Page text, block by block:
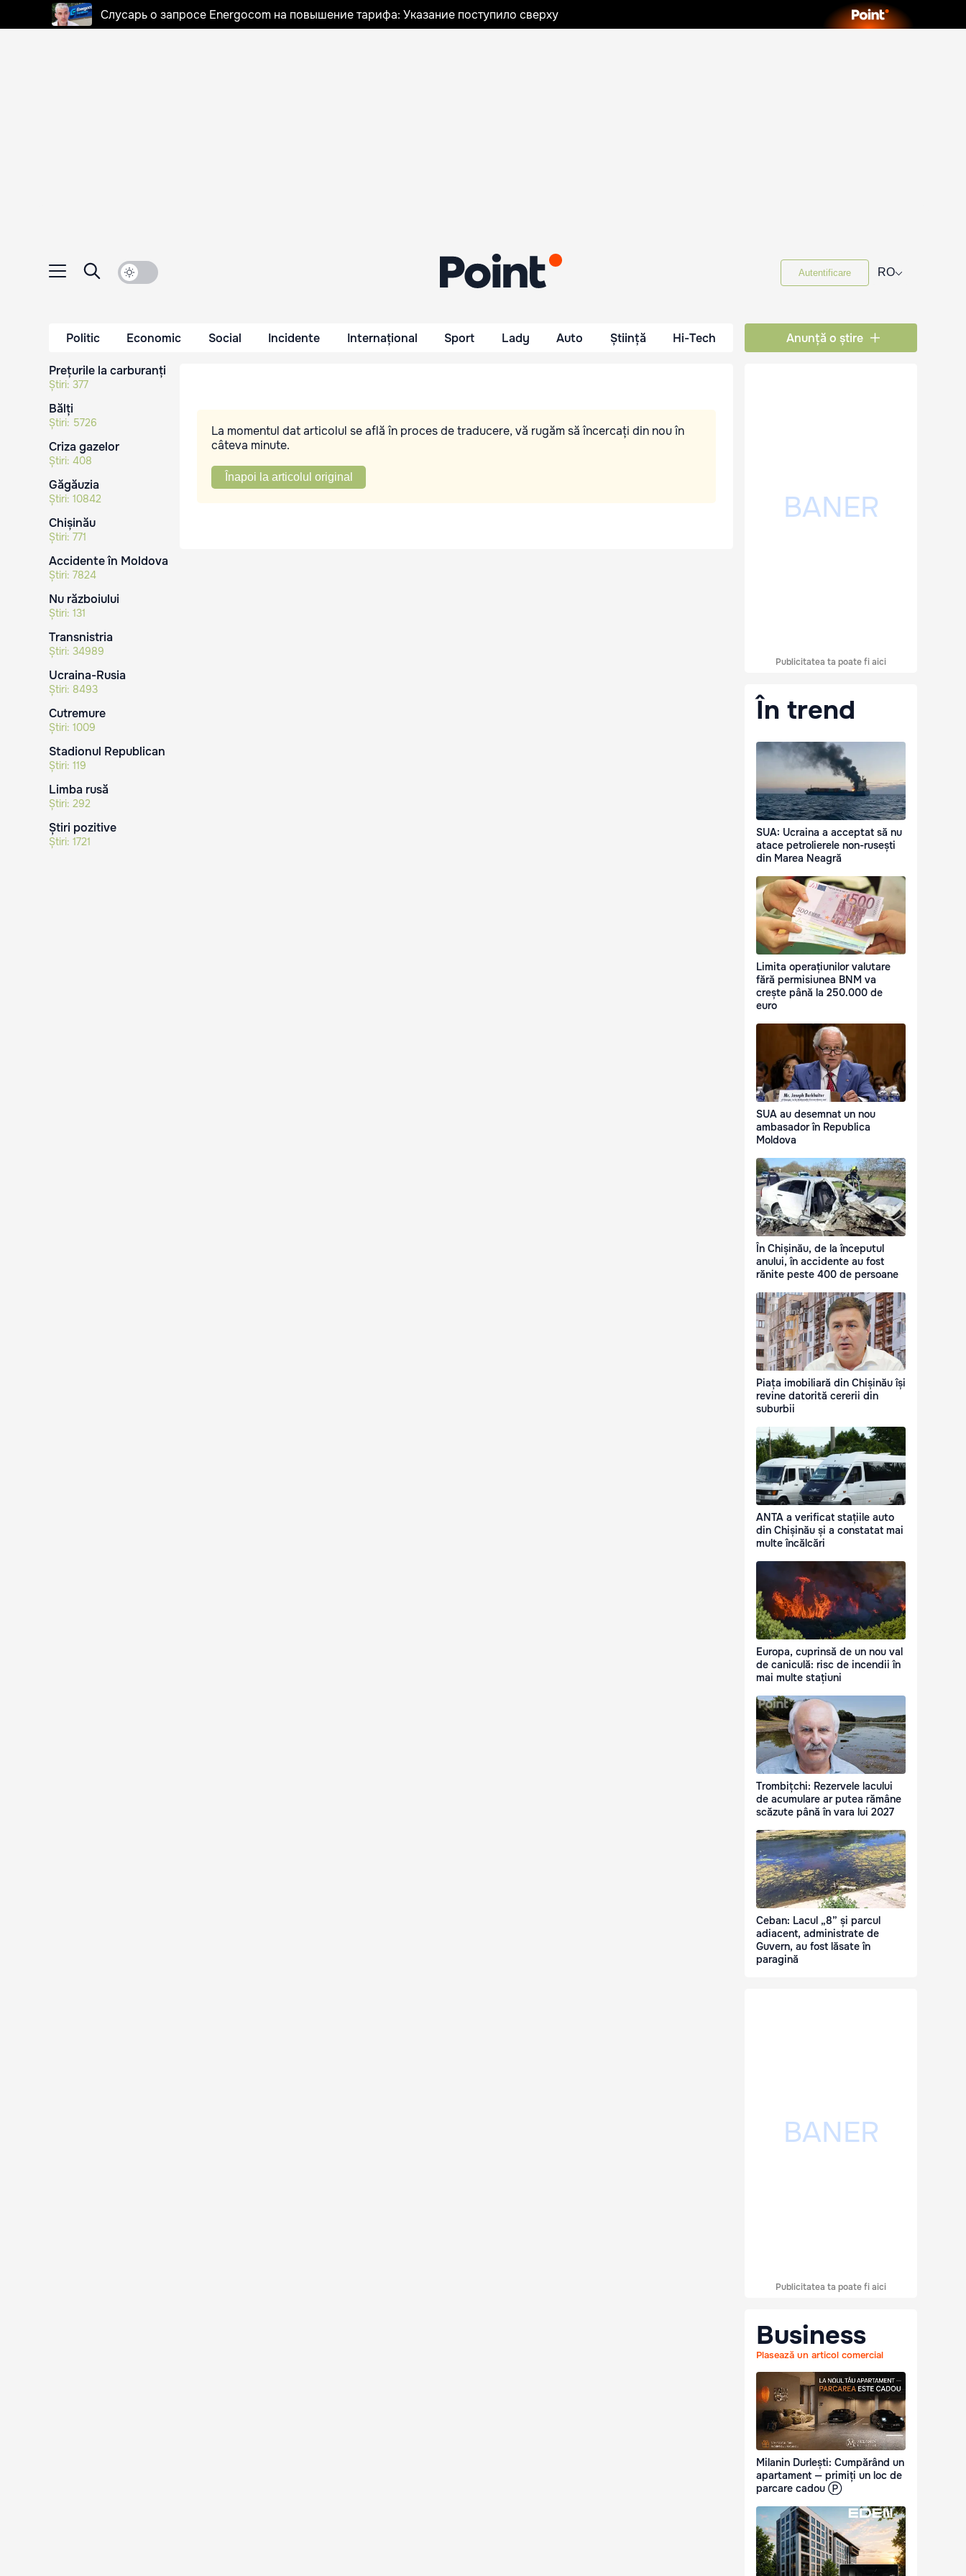
Слусарь о запросе Energocom на повышение тарифа: Указание поступило сверху
Autentificare RO⌵
Politic Economic Social Incidente Internațional Sport Lady Auto Știință Hi-Tech Anunță o știre
Prețurile la carburanți
Știri: 377
Bălți
Știri: 5726
Criza gazelor
Știri: 408
Găgăuzia
Știri: 10842
Chișinău
Știri: 771
Accidente în Moldova
Știri: 7824
Nu războiului
Știri: 131
Transnistria
Știri: 34989
Ucraina-Rusia
Știri: 8493
Cutremure
Știri: 1009
Stadionul Republican
Știri: 119
Limba rusă
Știri: 292
Știri pozitive
Știri: 1721
La momentul dat articolul se află în proces de traducere, vă rugăm să încercați din nou în
câteva minute.
Înapoi la articolul original
Publicitatea ta poate fi aici
În trend
SUA: Ucraina a acceptat să nu
atace petrolierele non-rusești
din Marea Neagră
Limita operațiunilor valutare
fără permisiunea BNM va
crește până la 250.000 de
euro
SUA au desemnat un nou
ambasador în Republica
Moldova
În Chișinău, de la începutul
anului, în accidente au fost
rănite peste 400 de persoane
Piața imobiliară din Chișinău își
revine datorită cererii din
suburbii
ANTA a verificat stațiile auto
din Chișinău și a constatat mai
multe încălcări
Europa, cuprinsă de un nou val
de caniculă: risc de incendii în
mai multe stațiuni
Trombițchi: Rezervele lacului
de acumulare ar putea rămâne
scăzute până în vara lui 2027
Ceban: Lacul „8” și parcul
adiacent, administrate de
Guvern, au fost lăsate în
paragină
Publicitatea ta poate fi aici
Business
Plasează un articol comercial
Milanin Durlești: Cumpărând un
apartament — primiți un loc de
parcare cadou Ⓟ